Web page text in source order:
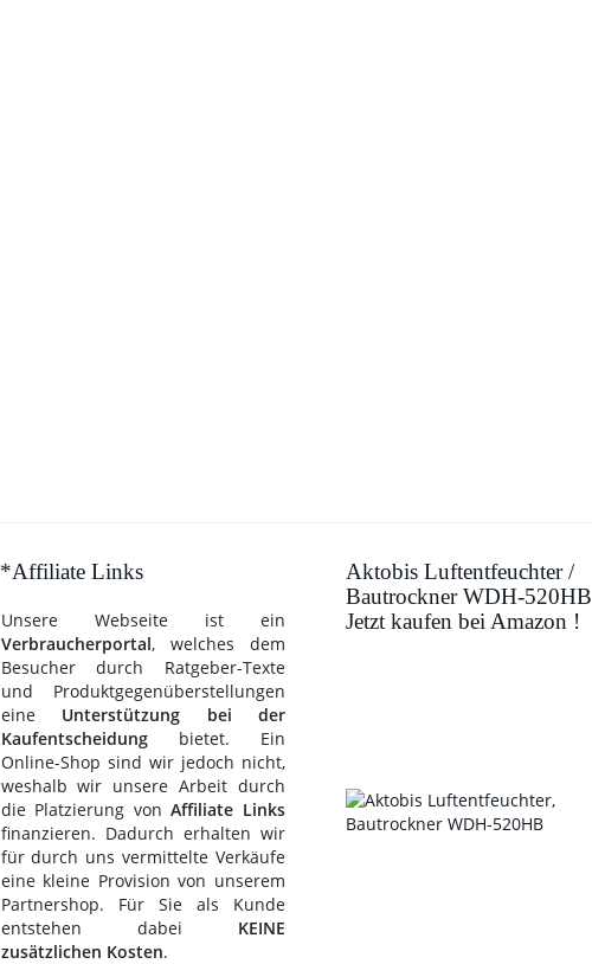
*Affiliate Links
Unsere Webseite ist ein
Verbraucherportal, welches dem
Besucher durch Ratgeber-Texte
und Produktgegenüberstellungen
eine Unterstützung bei der
Kaufentscheidungbietet. Ein
Online-Shop sind wir jedoch nicht,
weshalb wir unsere Arbeit durch
die Platzierung vonAffiliate Links
finanzieren. Dadurch erhalten wir
für durch uns vermittelte Verkäufe
eine kleine Provision von unserem
Partnershop. Für Sie als Kunde
entstehen dabei KEINE
zusätzlichen Kosten.
Aktobis Luftentfeuchter /
Bautrockner WDH-520HB
Jetzt kaufen bei Amazon !